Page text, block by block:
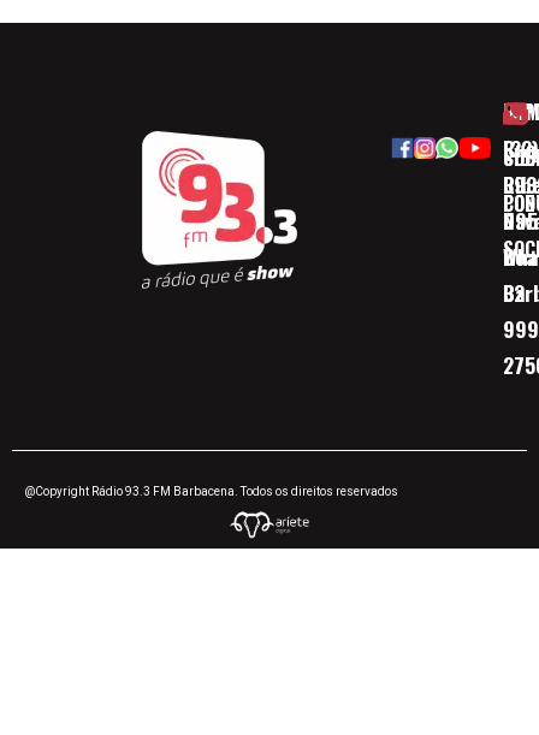
(32)
32
@Copyright Rádio 93.3 FM Barbacena. Todos os direitos reservados